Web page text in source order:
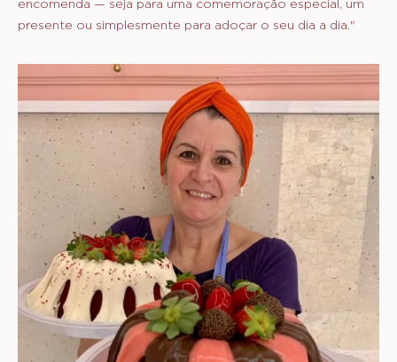
encomenda — seja para uma comemoração especial, um
presente ou simplesmente para adoçar o seu dia a dia."